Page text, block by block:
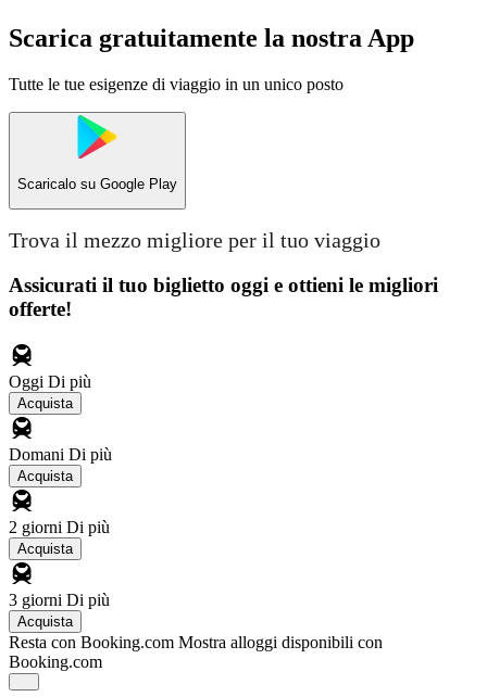
Scarica gratuitamente la nostra App
Tutte le tue esigenze di viaggio in un unico posto
Scaricalo su Google Play
Trova il mezzo migliore per il tuo viaggio
Assicurati il ​​tuo biglietto oggi e ottieni le migliori
offerte!
Oggi Di più
Acquista
Domani Di più
Acquista
2 giorni Di più
Acquista
3 giorni Di più
Acquista
Resta con Booking.com Mostra alloggi disponibili con
Booking.com